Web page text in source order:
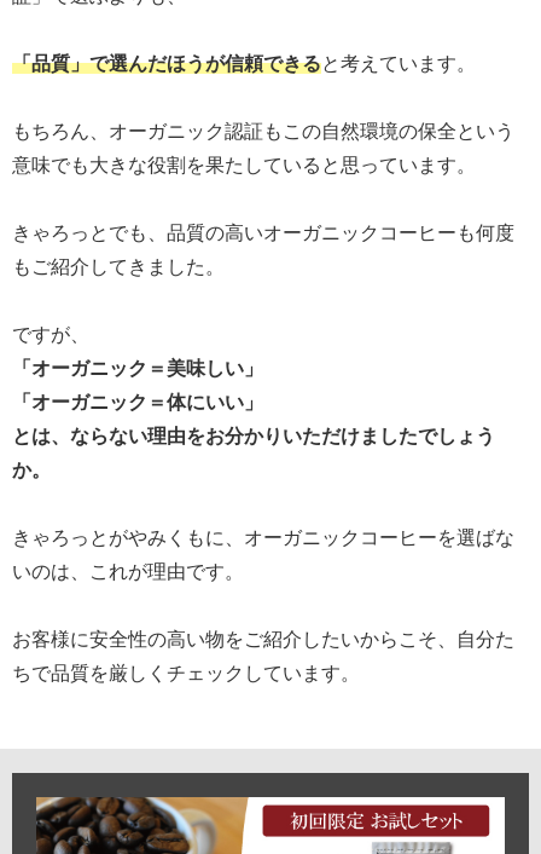
「品質」で選んだほうが信頼できると考えています。
もちろん、オーガニック認証もこの自然環境の保全という
意味でも大きな役割を果たしていると思っています。
きゃろっとでも、品質の高いオーガニックコーヒーも何度
もご紹介してきました。
ですが、
「オーガニック＝美味しい」
「オーガニック＝体にいい」
とは、ならない理由をお分かりいただけましたでしょう
か。
きゃろっとがやみくもに、オーガニックコーヒーを選ばな
いのは、これが理由です。
お客様に安全性の高い物をご紹介したいからこそ、自分た
ちで品質を厳しくチェックしています。